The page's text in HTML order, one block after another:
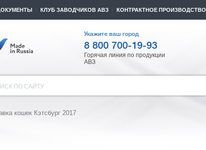
КЛУБ ЗАВОДЧИКОВ АВЗ КОНТРАКТНОЕ ПРОИЗВОДСТВО
Укажите ваш город
8 800 700-19-93
Горячая линия по продукции
АВЗ
ПО САЙТУ
кошек Кэтсбург 2017